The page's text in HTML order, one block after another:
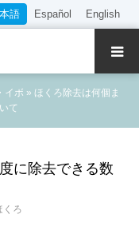
語 Español English
イボ » ほくろ除去は何個ま
て
に除去できる数
くろ